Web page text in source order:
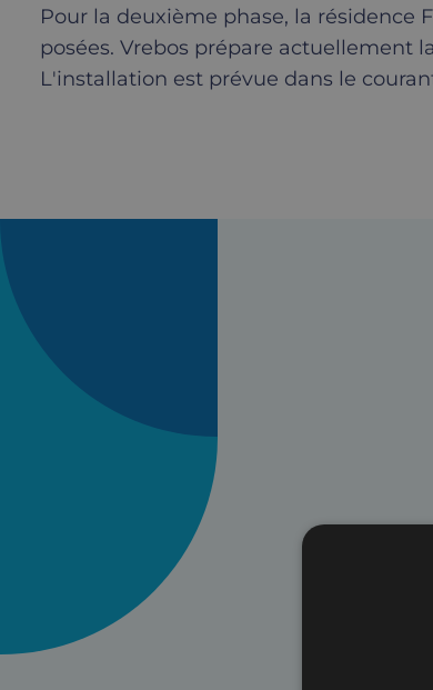
Pour la deuxième phase, la
posées. Vrebos prépare actuellement
L'installation est prévue dans le